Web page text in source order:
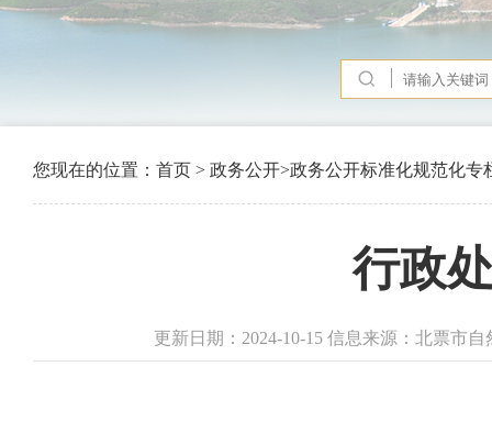
您现在的位置： 首页 > 政务公开>政务公开标准化规范化专
行政
更新日期：2024-10-15 信息来源：北票市